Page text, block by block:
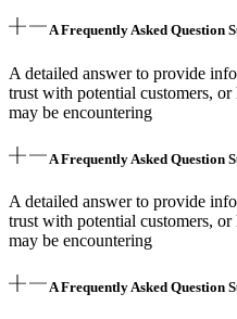
A Frequently Asked Question
A detailed answer to provide
trust with potential customers,
may be encountering
A Frequently Asked Question
A detailed answer to provide
trust with potential customers,
may be encountering
A Frequently Asked Question